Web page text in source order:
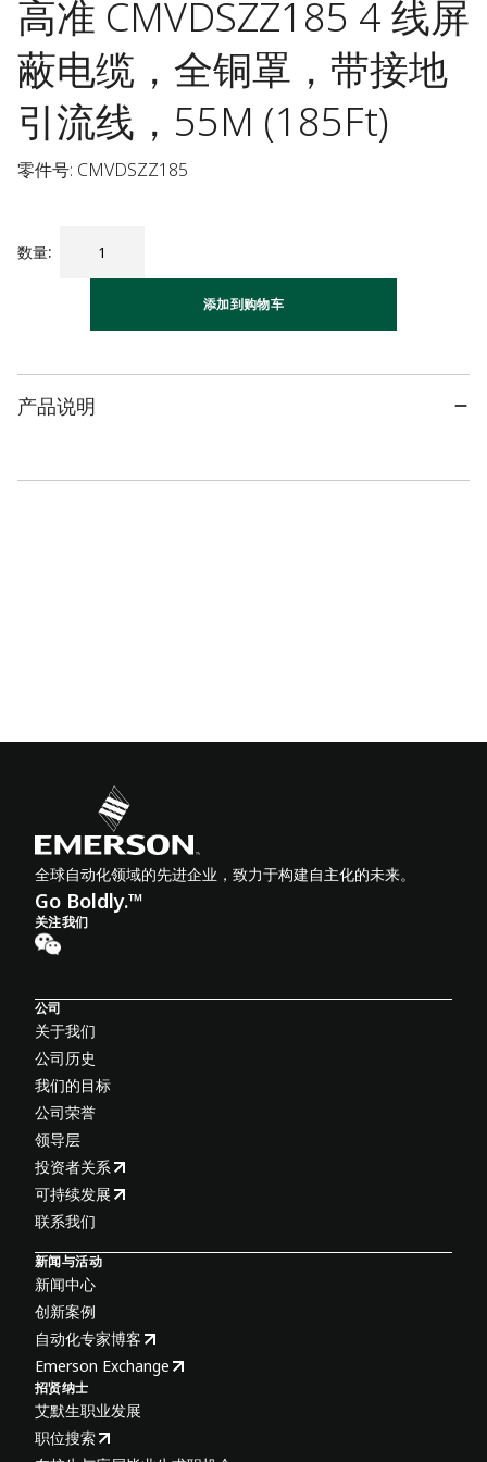
高准 CMVDSZZ185 4 线屏
蔽电缆，全铜罩，带接地
引流线，55M (185Ft)
零件号: CMVDSZZ185
数量:
添加到购物车
产品说明
全球自动化领域的先进企业，致力于构建自主化的未来。
Go Boldly.™
关注我们
公司
关于我们
公司历史
我们的目标
公司荣誉
领导层
投资者关系
可持续发展
联系我们
新闻与活动
新闻中心
创新案例
自动化专家博客
Emerson Exchange
招贤纳士
艾默生职业发展
职位搜索